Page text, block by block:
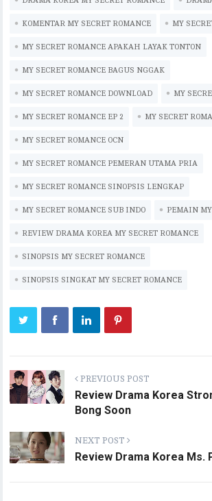
eb
oo
k
it
te
r
ai
l
at
s
A
p
p
p
y
Li
n
k
eg
ra
m
e
KOMENTAR MY SECRET ROMANCE MY
MY SECRET ROMANCE APAKAH LAYAK TONTON
MY SECRET ROMANCE BAGUS NGGAK
MY SECRET ROMANCE DOWNLOAD MY
MY SECRET ROMANCE EP 2 MY SECRET
MY SECRET ROMANCE OCN
MY SECRET ROMANCE PEMERAN UTAMA PRIA
MY SECRET ROMANCE SINOPSIS LENGKAP
MY SECRET ROMANCE SUB INDO PEMAIN
REVIEW DRAMA KOREA MY SECRET ROMANCE
SINOPSIS MY SECRET ROMANCE
SINOPSIS SINGKAT MY SECRET ROMANCE
PREVIOUS POST
Review Drama Korea
Bong Soon
NEXT POST
Review Drama Korea Ms.